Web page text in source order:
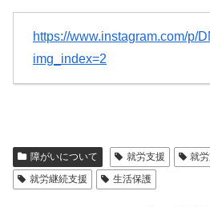
https://www.instagram.com/p/
img_index=2
障がいについて 就労支援 就
就労継続支援
生活保護